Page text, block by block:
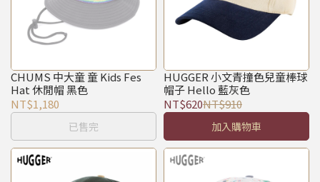
CHUMS 中大童 童 Kids Fes
Hat 休閒帽 黑色
NT$1,180
已售完
HUGGER 小文青撞色兒童棒球
帽子 Hello 藍灰色
NT$620NT$910
加入購物車